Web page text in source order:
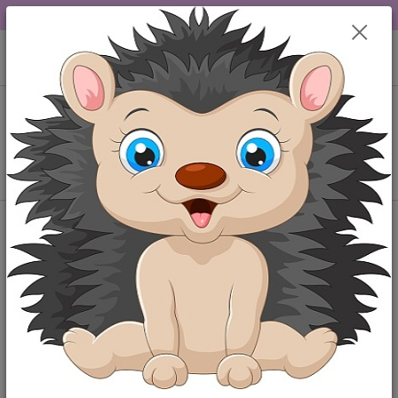
DOPRAVA OD 49,-Kč....VŠE SKLADEM.....
Menu
CZK
Hledat
+420 777259248
po-pá 6-18 hod
za 0,00 Kč
Úvod Kojenecké oblečení velikost 62
Kojenecké oblečení velikost 62
Prohlédněte si náš výběr oblečení pro miminka ve vel. 62 (tedy
vysoká 62 cm). Tato velikost se většinou hodí pro děti ve věku 1 -
3 měsíce, ovšem u oblečků pro kojence je věkové vymezení spíše
orientační.
Oblečení pro miminka od hlavy až k patě